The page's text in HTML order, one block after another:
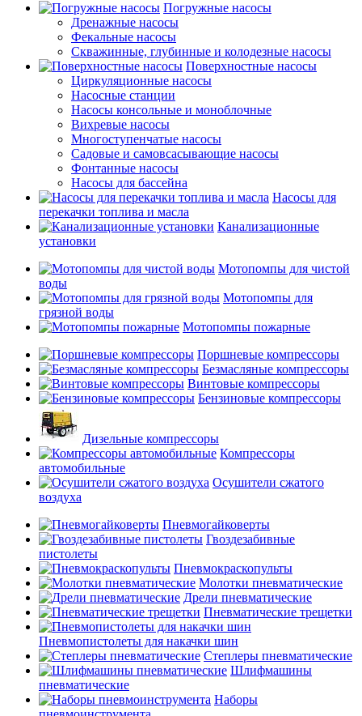
Погружные насосы
Дренажные насосы
Фекальные насосы
Скважинные, глубинные и колодезные насосы
Поверхностные насосы
Циркуляционные насосы
Насосные станции
Насосы консольные и моноблочные
Вихревые насосы
Многоступенчатые насосы
Садовые и самовсасывающие насосы
Фонтанные насосы
Насосы для бассейна
Насосы для
перекачки топлива и масла
Канализационные
установки
Мотопомпы для чистой
воды
Мотопомпы для
грязной воды
Мотопомпы пожарные
Поршневые компрессоры
Безмасляные компрессоры
Винтовые компрессоры
Бензиновые компрессоры
Дизельные компрессоры
Компрессоры
автомобильные
Осушители сжатого
воздуха
Пневмогайковерты
Гвоздезабивные
пистолеты
Пневмокраскопульты
Молотки пневматические
Дрели пневматические
Пневматические трещетки
Пневмопистолеты для накачки шин
Степлеры пневматические
Шлифмашины
пневматические
Наборы